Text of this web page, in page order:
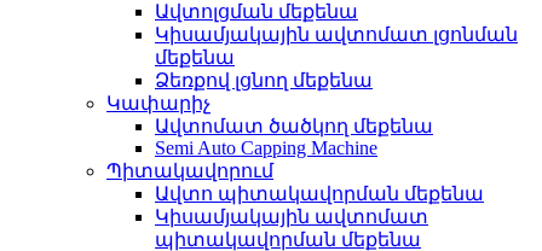
Ավտոլցման մեքենա
Կիսամյակային ավտոմատ լցոնման
մեքենա
Ձեռքով լցնող մեքենա
Կափարիչ
Ավտոմատ ծածկող մեքենա
Semi Auto Capping Machine
Պիտակավորում
Ավտո պիտակավորման մեքենա
Կիսամյակային ավտոմատ
պիտակավորման մեքենա